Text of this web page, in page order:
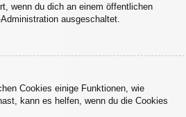
wenn du dich an einem öffentlichen
ausgeschaltet.
Cookies einige Funktionen, wie
kann es helfen, wenn du die Cookies